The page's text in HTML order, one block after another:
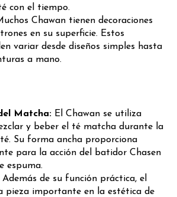
con el tiempo.
Chawan tienen decoraciones
en su superficie. Estos
variar desde diseños simples hasta
a mano.
Matcha: El Chawan se utiliza
y beber el té matcha durante la
Su forma ancha proporciona
para la acción del batidor Chasen
espuma.
Además de su función práctica, el
pieza importante en la estética de